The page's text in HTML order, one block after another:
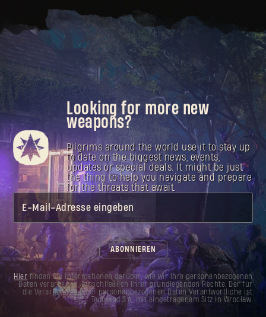
Looking for more new
weapons?
Pilgrims around the world use it to stay up
to date on the biggest news, events,
updates or special deals. It might be just
the thing to help you navigate and prepare
for the threats that await.
E-Mail-Adresse eingeben
ABONNIEREN
Hier finden Sie Informationen darüber, wie wir Ihre personenbezogenen
Daten verarbeiten, einschließlich Ihrer grundlegenden Rechte. Der für
die Verarbeitung Ihrer personenbezogenen Daten Verantwortliche ist
Techland S.A. mit eingetragenem Sitz in Wrocław.